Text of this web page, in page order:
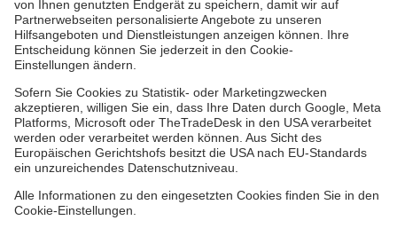
Dienste & Leistungen
Mitarbeiten & Lernen